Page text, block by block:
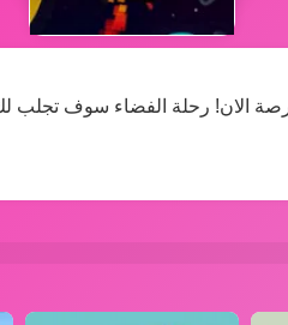
الان! رحلة الفضاء سوف تجلب